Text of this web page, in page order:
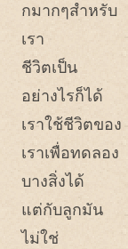
กมากๆสำหรับ
เรา
ชีวิตเป็น
อย่างไรก็ได้
เราใช้ชีวิตของ
เราเพื่อทดลอง
บางสิ่งได้
แต่กับลูกมัน
ไม่ใช่